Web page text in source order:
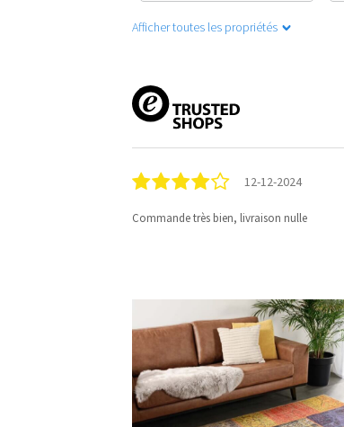
Afficher toutes les propriétés
12-12-2024
Commande très bien, livraison nulle